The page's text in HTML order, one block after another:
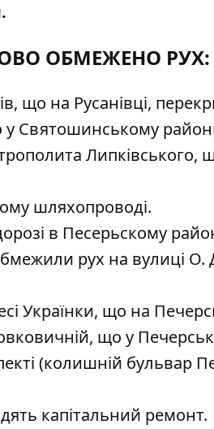
ОБМЕЖЕНО РУХ:
, що на Русанівці,
Святошинському
Липківського,
шляхопроводі.
в Песерьскому
рух на вулиці О.
Українки, що на
, що у
(колишній бульвар
капітальний ремонт.